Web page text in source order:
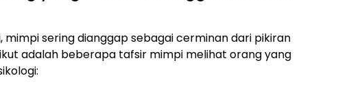
mimpi sering dianggap sebagai cerminan dari pikiran
adalah beberapa tafsir mimpi melihat orang yang